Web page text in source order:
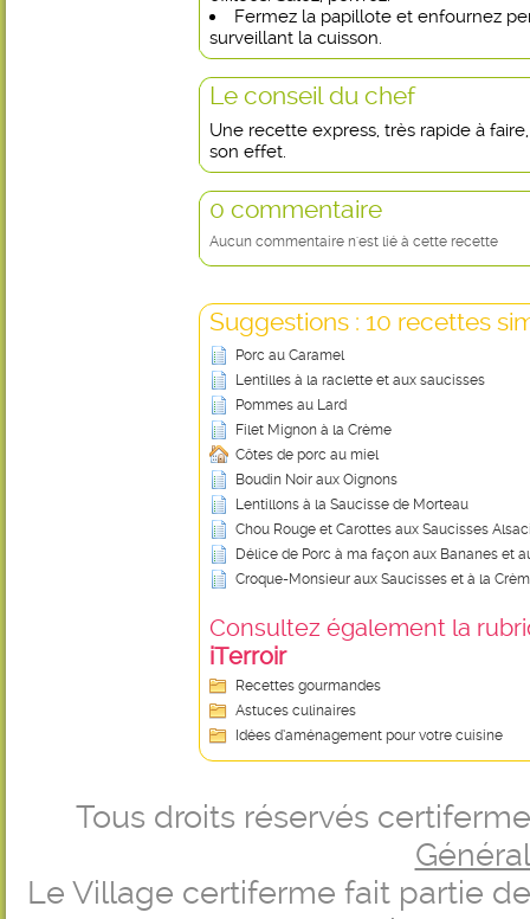
Fermez la papillote et enfournez
surveillant la cuisson.
Le conseil du chef
Une recette express, très rapide à
son effet.
0 commentaire
Aucun commentaire n'est lié à cette recette
Suggestions : 10 recettes
Porc au Caramel
Lentilles à la raclette et aux saucisses
Pommes au Lard
Filet Mignon à la Crème
Côtes de porc au miel
Boudin Noir aux Oignons
Lentillons à la Saucisse de Morteau
Chou Rouge et Carottes aux Saucisses
Délice de Porc à ma façon aux Bananes et
Croque-Monsieur aux Saucisses et à la
Consultez également la
iTerroir
Recettes gourmandes
Astuces culinaires
Idées d’aménagement pour votre cuisine
Tous droits réservés
Le Village certiferme fait partie